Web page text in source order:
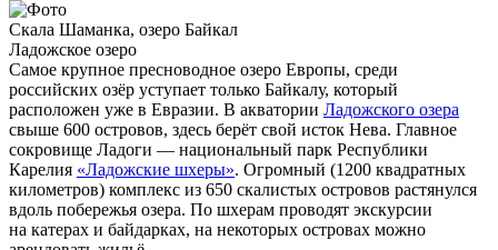
Скала Шаманка, озеро Байкал
Ладожское озеро
Самое крупное пресноводное озеро Европы, среди
российских озёр уступает только Байкалу, который
расположен уже в Евразии. В акватории Ладожского озера
свыше 600 островов, здесь берёт свой исток Нева. Главное
сокровище Ладоги — национальный парк Республики
Карелия «Ладожские шхеры». Огромный (1200 квадратных
километров) комплекс из 650 скалистых островов растянулся
вдоль побережья озера. По шхерам проводят экскурсии
на катерах и байдарках, на некоторых островах можно